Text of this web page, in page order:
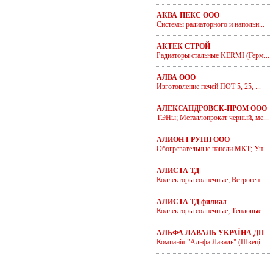
АКВА-ПЕКС ООО
Системы радиаторного и напольн...
АКТЕК СТРОЙ
Радиаторы стальные KERMI (Герм...
АЛВА ООО
Изготовление печей ПОТ 5, 25, ...
АЛЕКСАНДРОВСК-ПРОМ ООО
ТЭНы; Металлопрокат черный, ме...
АЛИОН ГРУПП ООО
Обогревательные панели МКТ; Ун...
АЛИСТА ТД
Коллекторы солнечные; Ветроген...
АЛИСТА ТД филиал
Коллекторы солнечные; Тепловые...
АЛЬФА ЛАВАЛЬ УКРАЇНА ДП
Компанія "Альфа Лаваль" (Швеці...